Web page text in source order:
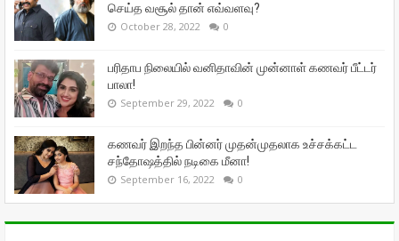
செய்த வசூல் தான் எவ்வளவு?
October 28, 2022 0
பரிதாப நிலையில் வனிதாவின் முன்னாள் கணவர் பீட்டர்
பாலா!
September 29, 2022 0
கணவர் இறந்த பின்னர் முதன்முதலாக உச்சக்கட்ட
சந்தோஷத்தில் நடிகை மீனா!
September 16, 2022 0